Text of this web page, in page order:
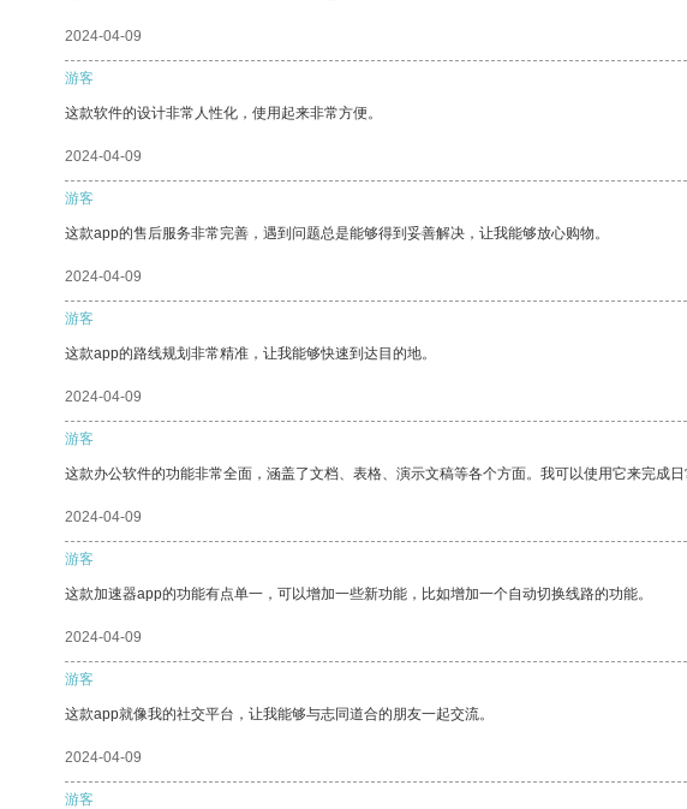
2024-04-09
游客
这款软件的设计非常人性化，使用起来非常方便。
2024-04-09
游客
这款app的售后服务非常完善，遇到问题总是能够得到妥善解决，让我能够放心购物。
2024-04-09
游客
这款app的路线规划非常精准，让我能够快速到达目的地。
2024-04-09
游客
这款办公软件的功能非常全面，涵盖了文档、表格、演示文稿等各个方面。我可以使用它来完成日
2024-04-09
游客
这款加速器app的功能有点单一，可以增加一些新功能，比如增加一个自动切换线路的功能。
2024-04-09
游客
这款app就像我的社交平台，让我能够与志同道合的朋友一起交流。
2024-04-09
游客